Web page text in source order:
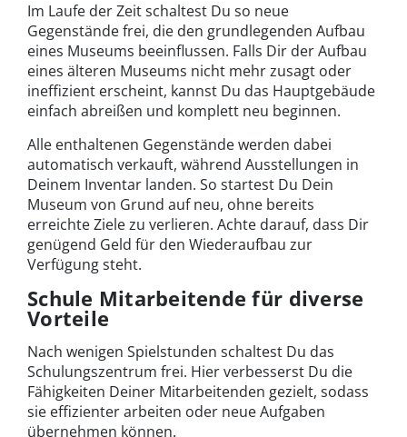
Im Laufe der Zeit schaltest Du so neue
Gegenstände frei, die den grundlegenden Aufbau
eines Museums beeinflussen. Falls Dir der Aufbau
eines älteren Museums nicht mehr zusagt oder
ineffizient erscheint, kannst Du das Hauptgebäude
einfach abreißen und komplett neu beginnen.
Alle enthaltenen Gegenstände werden dabei
automatisch verkauft, während Ausstellungen in
Deinem Inventar landen. So startest Du Dein
Museum von Grund auf neu, ohne bereits
erreichte Ziele zu verlieren. Achte darauf, dass Dir
genügend Geld für den Wiederaufbau zur
Verfügung steht.
Schule Mitarbeitende für diverse
Vorteile
Nach wenigen Spielstunden schaltest Du das
Schulungszentrum frei. Hier verbesserst Du die
Fähigkeiten Deiner Mitarbeitenden gezielt, sodass
sie effizienter arbeiten oder neue Aufgaben
übernehmen können.